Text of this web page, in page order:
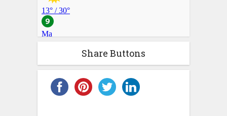
Share Buttons